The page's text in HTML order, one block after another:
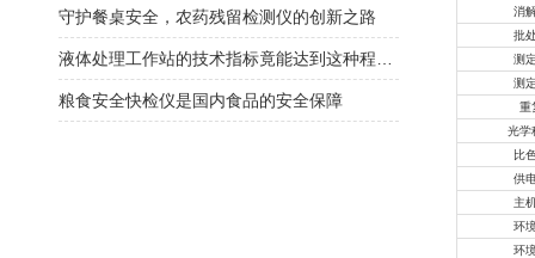
消
批
测
测
重
光学
比
供
主
环
环
守护餐桌安全，农药残留检测仪的创新之路
粮食安全快检仪是国内食品的安全保障